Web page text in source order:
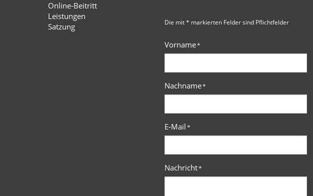
Online-Beitritt
Leistungen
Satzung
Die mit * markierten Felder sind Pflichtfelder
Vorname*
Nachname*
E-Mail*
Nachricht*